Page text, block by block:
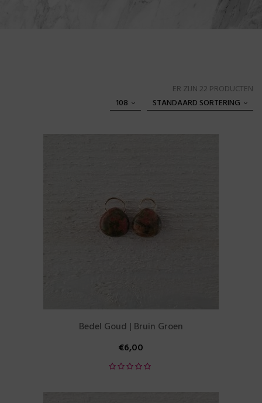
ER ZIJN 22 PRODUCTEN
STANDAARD SORTERING
108
Bedel Goud | Bruin Groen
€6,00